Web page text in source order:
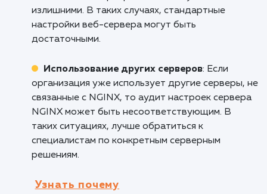
защиту от DDoS-атак, обработку SSL/TLS и
настройку доступа к ресурсам сервера, что
делает его полезным для организаций, где
Высоконагруженные веб-приложения:
Аудит настроек сервера NGINX позволяет
оптимизировать его работу для
высоконагруженных веб-приложений, таких
электронная коммерция, социальные сети
обработку запросов, балансировку